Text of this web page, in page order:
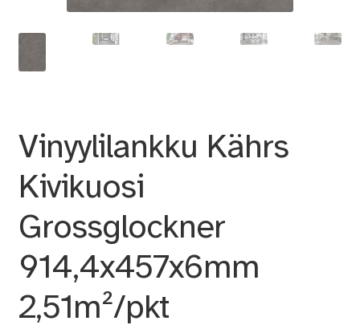
Vinyylilankku Kährs
Kivikuosi
Grossglockner
914,4x457x6mm
2,51m²/pkt